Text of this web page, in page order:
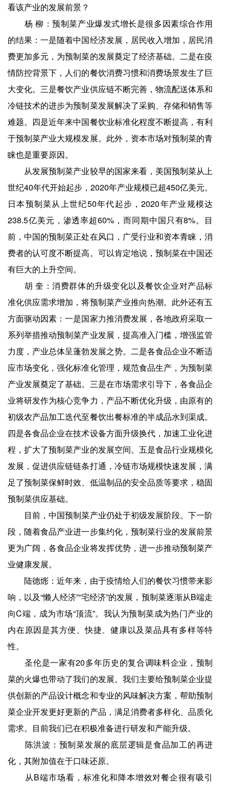
看该产业的发展前景？
杨 柳：预制菜产业爆发式增长是很多因素综合作用
的结果：一是随着中国经济发展，居民收入增加，居民消
费更加多元，为预制菜的发展奠定了经济基础。二是在疫
情防控背景下，人们的餐饮消费习惯和消费场景发生了巨
大变化。三是餐饮产业供应链不断完善，物流配送体系和
冷链技术的进步为预制菜发展解决了采购、存储和销售等
难题。四是近年来中国餐饮业标准化程度不断提高，有利
于预制菜产业大规模发展。此外，资本市场对预制菜的青
睐也是重要原因。
从发展预制菜产业较早的国家来看，美国预制菜从上
世纪40年代开始起步，2020年产业规模已超450亿美元。
日本预制菜从上世纪50年代起步，2020年产业规模达
238.5亿美元，渗透率超60%，而同期中国只有8%。目
前，中国的预制菜正处在风口，广受行业和资本青睐，消
费者的认可度不断提高。可以肯定地说，预制菜在中国还
有巨大的上升空间。
胡 奎：消费群体的升级变化以及餐饮企业对产品标
准化供应需求增加，将预制菜产业推向热潮。此外还有五
方面驱动因素：一是国家力推消费发展，各地政府采取一
系列举措推动预制菜产业发展，提高准入门槛，增强监管
力度，产业总体呈蓬勃发展之势。二是各食品企业不断适
应市场变化，强化标准化管理，规范食品生产，为预制菜
产业发展奠定了基础。三是在市场需求引导下，各食品企
业将研发作为核心竞争力，产品不断优化升级，由原有的
初级农产品加工迭代至餐饮出餐标准的半成品水到渠成。
四是各食品企业在技术设备方面升级换代，加速工业化进
程，扩大了预制菜产业的发展空间。五是食品行业规模化
发展，促进供应链链条打通，冷链市场规模快速发展，满
足了预制菜保鲜时效、低温制品的安全品质等要求，稳固
预制菜供应基础。
目前，中国预制菜产业仍处于初级发展阶段。下一阶
段，随着食品产业进一步集约化，预制菜行业的发展前景
更为广阔，各食品企业将发挥优势，进一步推动预制菜产
业健康发展。
陆德烿：近年来，由于疫情给人们的餐饮习惯带来影
响，以及“懒人经济”“宅经济”的发展，预制菜逐渐从B端走
向C端，成为市场“顶流”。我认为预制菜成为热门产业的
内在原因是其方便、快捷、健康以及菜品具有多样等特
性。
圣伦是一家有20多年历史的复合调味料企业，预制
菜的火爆也带动了我们的发展。我们主要给预制菜企业提
供创新的产品设计概念和专业的风味解决方案，帮助预制
菜企业开发更好更新的产品，满足消费者多样化、品质化
需求。目前我们已在积极准备进行研发和产能升级。
陈洪波：预制菜发展的底层逻辑是食品加工的再进
化，其附加值在于口味还原。
从B端市场看，标准化和降本增效对餐企很有吸引